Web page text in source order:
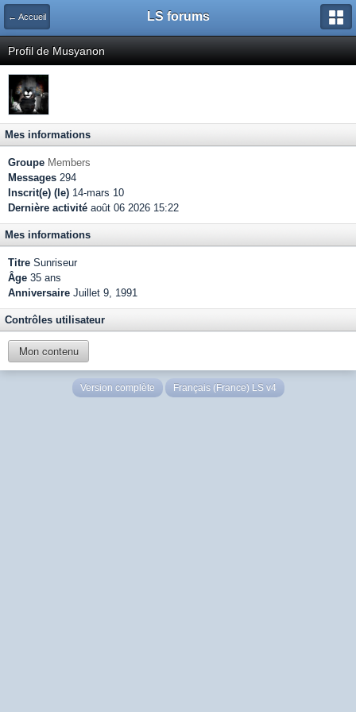
← Accueil LS forums
Profil de Musyanon
Mes informations
Groupe Members
Messages 294
Inscrit(e) (le) 14-mars 10
Dernière activité août 06 2026 15:22
Mes informations
Titre Sunriseur
Âge 35 ans
Anniversaire Juillet 9, 1991
Contrôles utilisateur
Mon contenu
Version complète Français (France) LS v4